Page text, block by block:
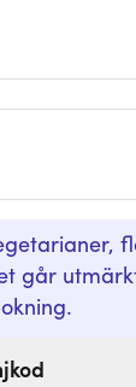
går